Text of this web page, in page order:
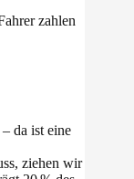
zahlen
da ist eine
ziehen wir